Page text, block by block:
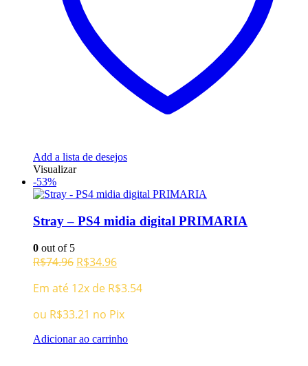
Add a lista de desejos
Visualizar
-53%
Stray – PS4 midia digital PRIMARIA
0 out of 5
R$74.96 O
original
era:
R$74.96.
R$34.96O
atual
é:
R$34.96.
Em até 12x de R$3.54
ou R$33.21 no Pix
Adicionar ao carrinho